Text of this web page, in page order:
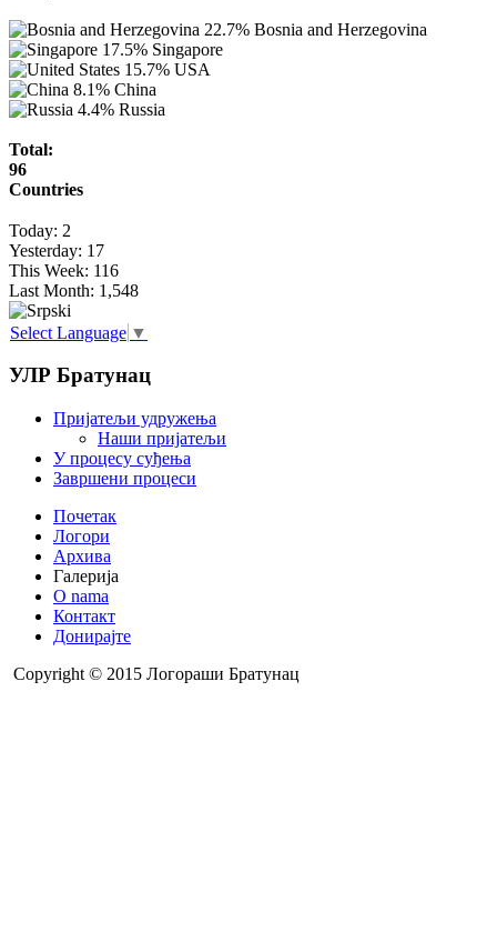
22.7% Bosnia and Herzegovina
17.5% Singapore
15.7% USA
8.1% China
4.4% Russia
Total:
96
Countries
Today: 2
Yesterday: 17
This Week: 116
Last Month: 1,548
Select Language ▼
УЛР Братунац
Пријатељи удружења
Наши пријатељи
У процесу суђења
Завршени процеси
Почетак
Логори
Архива
Галерија
O nama
Контакт
Донирајте
Copyright © 2015 Логораши Братунац